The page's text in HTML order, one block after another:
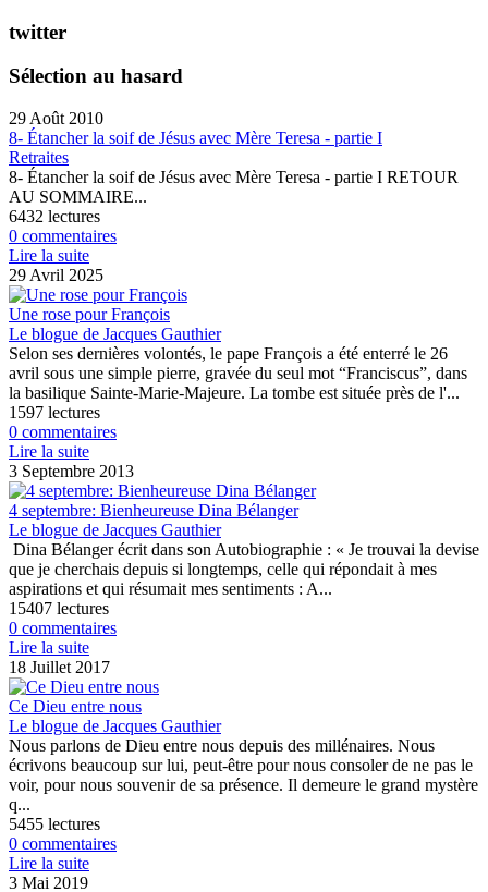
twitter
Sélection au hasard
29 Août 2010
8- Étancher la soif de Jésus avec Mère Teresa - partie I
Retraites
8- Étancher la soif de Jésus avec Mère Teresa - partie I RETOUR
AU SOMMAIRE...
6432 lectures
0 commentaires
Lire la suite
29 Avril 2025
Une rose pour François
Le blogue de Jacques Gauthier
Selon ses dernières volontés, le pape François a été enterré le 26
avril sous une simple pierre, gravée du seul mot “Franciscus”, dans
la basilique Sainte-Marie-Majeure. La tombe est située près de l'...
1597 lectures
0 commentaires
Lire la suite
3 Septembre 2013
4 septembre: Bienheureuse Dina Bélanger
Le blogue de Jacques Gauthier
Dina Bélanger écrit dans son Autobiographie : « Je trouvai la devise
que je cherchais depuis si longtemps, celle qui répondait à mes
aspirations et qui résumait mes sentiments : A...
15407 lectures
0 commentaires
Lire la suite
18 Juillet 2017
Ce Dieu entre nous
Le blogue de Jacques Gauthier
Nous parlons de Dieu entre nous depuis des millénaires. Nous
écrivons beaucoup sur lui, peut-être pour nous consoler de ne pas le
voir, pour nous souvenir de sa présence. Il demeure le grand mystère
q...
5455 lectures
0 commentaires
Lire la suite
3 Mai 2019